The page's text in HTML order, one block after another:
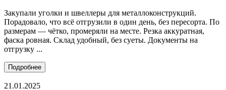
Закупали уголки и швеллеры для металлоконструкций.
Порадовало, что всё отгрузили в один день, без пересорта. По
размерам — чётко, промеряли на месте. Резка аккуратная,
фаска ровная. Склад удобный, без суеты. Документы на
отгрузку ...
Подробнее
21.01.2025